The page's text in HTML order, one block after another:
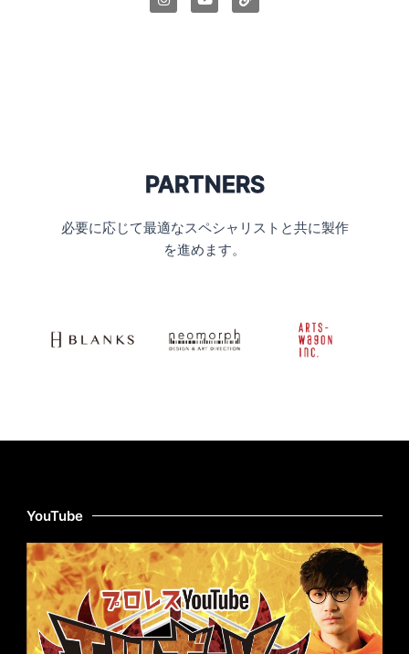
n o i
PARTNERS
必要に応じて最適なスペシャリストと共に製作
を進めます。
YouTube